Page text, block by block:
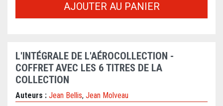
AJOUTER AU PANIER
L'INTÉGRALE DE L'AÉROCOLLECTION -
COFFRET AVEC LES 6 TITRES DE LA
COLLECTION
Auteurs : Jean Bellis, Jean Molveau